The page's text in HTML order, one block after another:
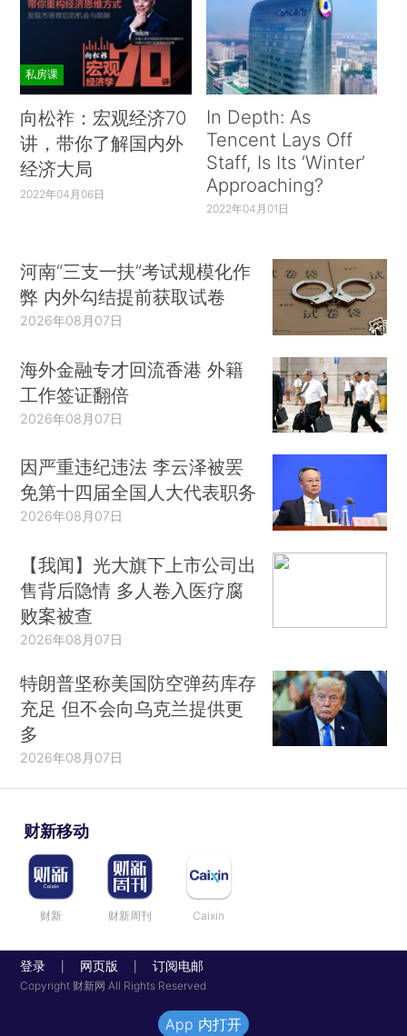
私房课
向松祚：宏观经济70
讲，带你了解国内外
经济大局
2022年04月06日
In Depth: As
Tencent Lays Off
Staff, Is Its ‘Winter’
Approaching?
2022年04月01日
河南“三支一扶”考试规模化作
弊 内外勾结提前获取试卷
2026年08月07日
海外金融专才回流香港 外籍
工作签证翻倍
2026年08月07日
因严重违纪违法 李云泽被罢
免第十四届全国人大代表职务
2026年08月07日
【我闻】光大旗下上市公司出
售背后隐情 多人卷入医疗腐
败案被查
2026年08月07日
特朗普坚称美国防空弹药库存
充足 但不会向乌克兰提供更
多
2026年08月07日
财新移动
财新 财新周刊 Caixin
登录 网页版 订阅电邮
Copyright 财新网 All Rights Reserved
App 内打开